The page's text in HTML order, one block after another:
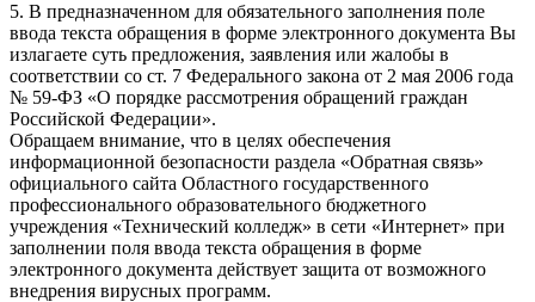
5. В предназначенном для обязательного заполнения поле
ввода текста обращения в форме электронного документа Вы
излагаете суть предложения, заявления или жалобы в
соответствии со ст. 7 Федерального закона от 2 мая 2006 года
№ 59-ФЗ «О порядке рассмотрения обращений граждан
Российской Федерации».
Обращаем внимание, что в целях обеспечения
информационной безопасности раздела «Обратная связь»
официального сайта Областного государственного
профессионального образовательного бюджетного
учреждения «Технический колледж» в сети «Интернет» при
заполнении поля ввода текста обращения в форме
электронного документа действует защита от возможного
внедрения вирусных программ.